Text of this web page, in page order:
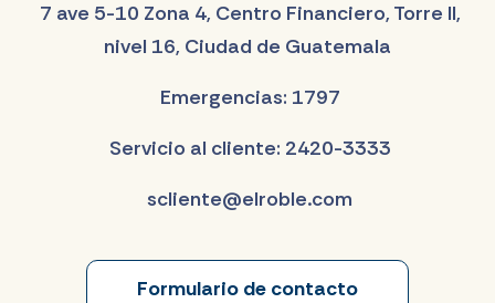
7 ave 5-10 Zona 4, Centro Financiero, Torre II,
nivel 16, Ciudad de Guatemala
Emergencias: 1797
Servicio al cliente: 2420-3333
scliente@elroble.com
Formulario de contacto